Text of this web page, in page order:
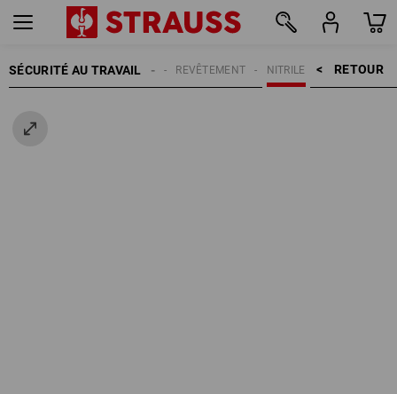
SÉCURITÉ AU TRAVAIL RETOUR    >
NITRILE
REVÊTEMENT
GANTS